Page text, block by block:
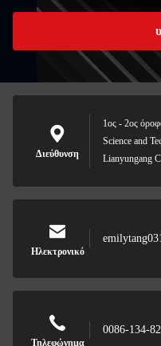
Διεύθυνση
1ος - 2ος
Science and
Lianyungang
Ηλεκτρονικό
Τηλεφώνημα
0086-134-